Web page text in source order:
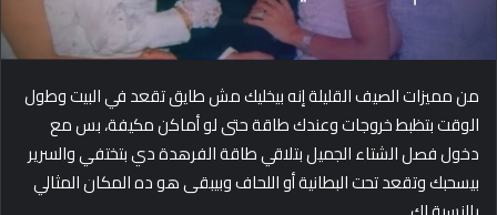
من مميزات الصيف القليلة إنه بيخليك مش طايق تقعد في البيت وطول
الوقت بتظبط خروجات وعندك طاقة حتى لو أماكن مكيفة، بس مع
دخول فصل الشتاء الجميل بتلاقي طاقة الفرهدة دي بتختفي والسرير
بيسحبك وتقعد تحت البطانية أو اللحاف وبيبقى هو ده المكان المثالي